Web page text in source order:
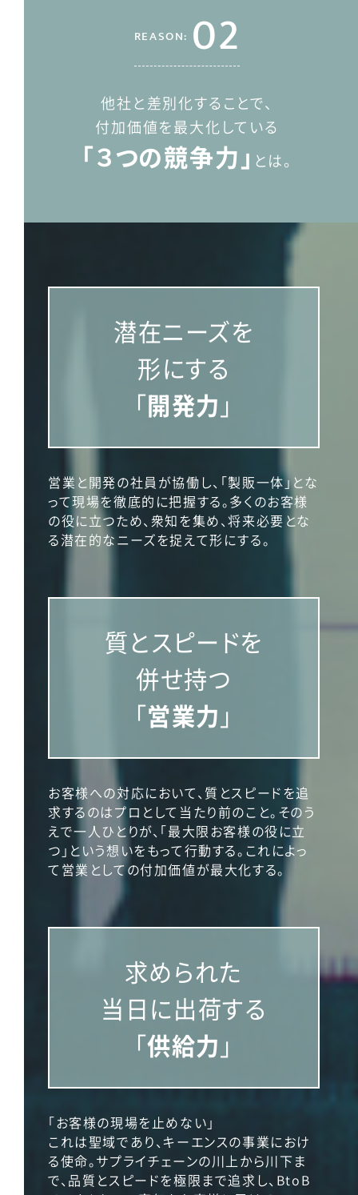
REASON: 02
他社と差別化することで、
付加価値を最大化している
「３つの競争力」 とは。
潜在ニーズを
形にする
「開発力 」
営業と開発の社員が協働し、「製販一体」とな
って現場を徹底的に把握する。多くのお客様
の役に立つため、衆知を集め、将来必要とな
る潜在的なニーズを捉えて形にする。
質とスピードを
併せ持つ
「営業力 」
お客様への対応において、質とスピードを追
求するのはプロとして当たり前のこと。そのう
えで一人ひとりが、「最大限お客様の役に立
つ」という想いをもって行動する。これによっ
て営業としての付加価値が最大化する。
求められた
当日に出荷する
「供給力 」
「お客様の現場を止めない」
これは聖域であり、キーエンスの事業におけ
る使命。サプライチェーンの川上から川下ま
で、品質とスピードを極限まで追求し、BtoB